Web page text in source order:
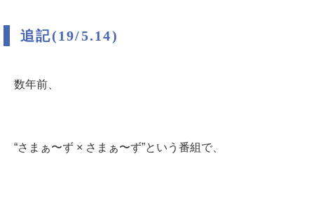
追記(19/5.14)
数年前、
“さまぁ〜ず × さまぁ〜ず”という番組で、